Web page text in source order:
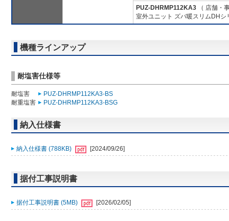
PUZ-DHRMP112KA3 （ 店舗・
室外ユニット ズバ暖スリムDHシ
機種ラインアップ
耐塩害仕様等
耐塩害
PUZ-DHRMP112KA3-BS
耐重塩害
PUZ-DHRMP112KA3-BSG
納入仕様書
納入仕様書 (788KB) [2024/09/26]
据付工事説明書
据付工事説明書 (5MB) [2026/02/05]